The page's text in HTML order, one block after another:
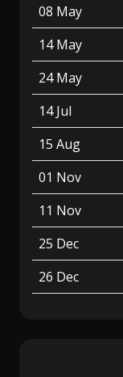
08 May
14 May
24 May
14 Jul
15 Aug
01 Nov
11 Nov
25 Dec
26 Dec